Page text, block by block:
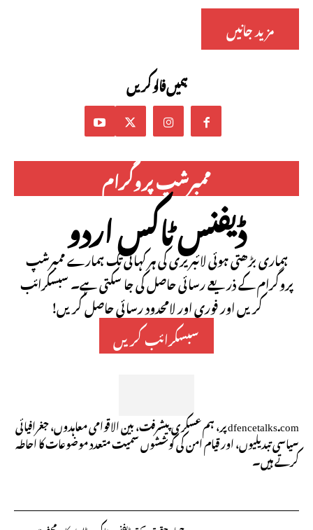
مزید جانیں
ہمیں فالو کریں
ممبرشپ پروگرام
ڈیفنس ٹاکس اردو
ہماری بڑھتی ہوئی لائبریری کی ہر کہانی تک ہمارے ممبرشپ
پروگرام کے ذریعے رسائی حاصل کی جا سکتی ہے۔ سبسکرائب
کریں اور فوری اور لامحدود رسائی حاصل کریں!
سبسکرائب کریں
dfencetalks.com پر، ہم عسکری پیشرفت، بین الاقوامی معاہدوں، جغرافیائی
سیاسی تبدیلیوں، اور قیام امن کی کوششوں سمیت متعدد موضوعات کا احاطہ
کرتے ہیں۔